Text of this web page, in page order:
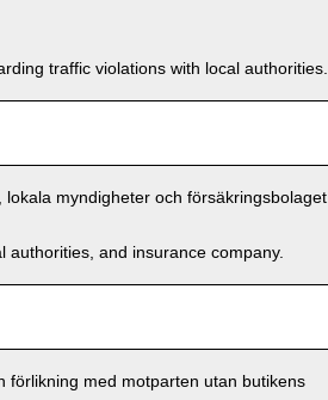
traffic violations with local authorities.
myndigheter och försäkringsbolaget.
and insurance company.
förlikning med motparten utan butikens